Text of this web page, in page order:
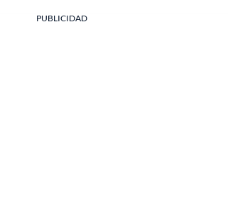
PUBLICIDAD